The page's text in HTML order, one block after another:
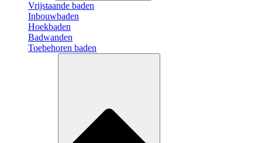
Vrijstaande baden
Inbouwbaden
Hoekbaden
Badwanden
Toebehoren baden